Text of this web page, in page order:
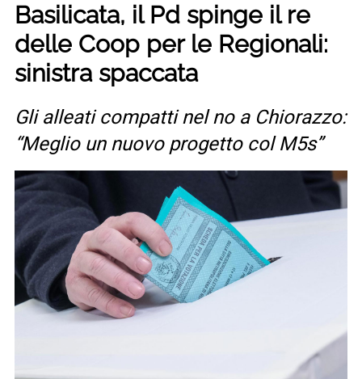
Basilicata, il Pd spinge il re
delle Coop per le Regionali:
sinistra spaccata
Gli alleati compatti nel no a Chiorazzo:
“Meglio un nuovo progetto col M5s”